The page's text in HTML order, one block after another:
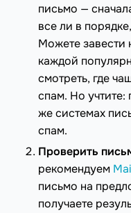
письмо —
все ли в
Можете завести
каждой
смотреть, где
спам. Но учтите:
же системах
спам.
Проверить
рекомендуем
письмо на
получаете